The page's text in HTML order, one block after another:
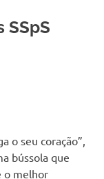
SSpS
o seu coração”,
bússola que
o melhor